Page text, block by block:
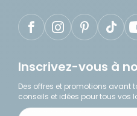
Inscrivez-vous à
Des offres et promotions avant
conseils et idées pour tous vos